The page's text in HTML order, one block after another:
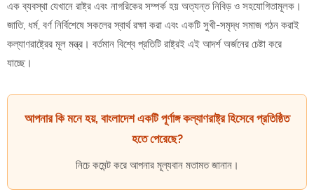
এক ব্যবস্থা যেখানে রাষ্ট্র এবং নাগরিকের সম্পর্ক হয় অত্যন্ত নিবিড় ও সহযোগিতামূলক।
জাতি, ধর্ম, বর্ণ নির্বিশেষে সকলের স্বার্থ রক্ষা করা এবং একটি সুখী-সমৃদ্ধ সমাজ গঠন করাই
কল্যাণরাষ্ট্রের মূল মন্ত্র। বর্তমান বিশ্বে প্রতিটি রাষ্ট্রই এই আদর্শ অর্জনের চেষ্টা করে
যাচ্ছে।
আপনার কি মনে হয়, বাংলাদেশ একটি পূর্ণাঙ্গ কল্যাণরাষ্ট্র হিসেবে প্রতিষ্ঠিত
হতে পেরেছে?
নিচে কমেন্ট করে আপনার মূল্যবান মতামত জানান।